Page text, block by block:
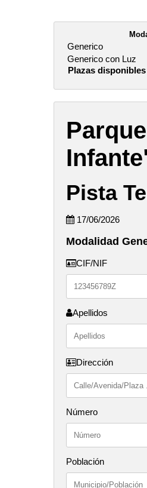
Generico
Generico con Luz
Plazas disponibles
Pista
17/06/2026
Modalidad
CIF/NIF
Apellidos
Dirección
Número
Población